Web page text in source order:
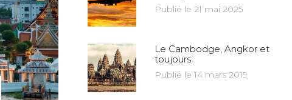
Publié le 21 mai 2025
Le Cambodge, Angkor et
toujours
Publié le 14 mars 2019